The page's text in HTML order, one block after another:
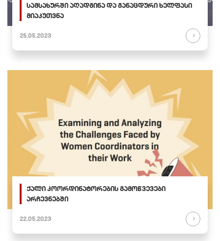
სამსახურში აღადგინა და განაცდური ხელფასი
მიაკუთვნა
25.05.2023
ქალი კოორდინატორების გამოწვევები
არჩევნებში
22.05.2023